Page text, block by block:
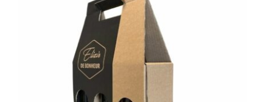
AJOUTER AU PANIER